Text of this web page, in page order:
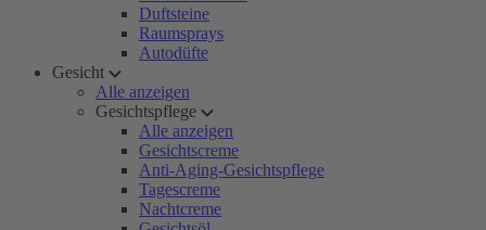
Duftsteine
Raumsprays
Autodüfte
Gesicht
Alle anzeigen
Gesichtspflege
Alle anzeigen
Gesichtscreme
Anti-Aging-Gesichtspflege
Tagescreme
Nachtcreme